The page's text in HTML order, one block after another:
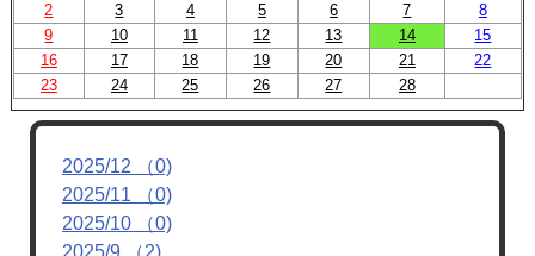
2
3 4 5 6 7
8
9
10 11 12 13 14
15
16
17 18 19 20 21
22
23
24 25 26 27 28
2025/12 （0)
2025/11 （0)
2025/10 （0)
2025/9 （2)